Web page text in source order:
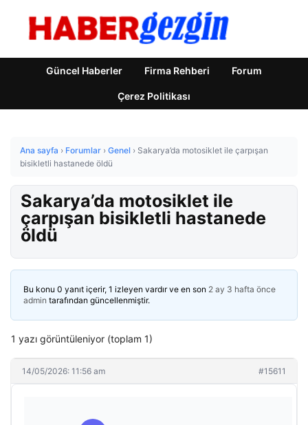
Güncel Haberler Firma Rehberi Forum
Çerez Politikası
Ana sayfa › Forumlar › Genel › Sakarya’da motosiklet ile çarpışan
bisikletli hastanede öldü
Sakarya’da motosiklet ile
çarpışan bisikletli hastanede
öldü
Bu konu 0 yanıt içerir, 1 izleyen vardır ve en son 2 ay 3 hafta önce
admin tarafından güncellenmiştir.
1 yazı görüntüleniyor (toplam 1)
14/05/2026: 11:56 am #15611